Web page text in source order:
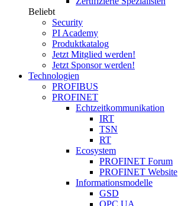
Beliebt
Security
PI Academy
Produktkatalog
Jetzt Mitglied werden!
Jetzt Sponsor werden!
Technologien
PROFIBUS
PROFINET
Echtzeitkommunikation
IRT
TSN
RT
Ecosystem
PROFINET Forum
PROFINET Website
Informationsmodelle
GSD